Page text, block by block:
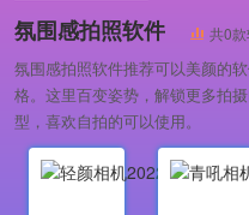
氛围感拍照软件 共0
氛围感拍照软件推荐可以美颜的
格。这里百变姿势，解锁更多拍
型，喜欢自拍的可以使用。